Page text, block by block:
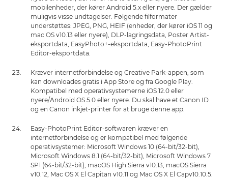
mobilenheder, der kører Android 5.x eller nyere. Der gælder
muligvis visse undtagelser. Følgende filformater
understøttes: JPEG, PNG, HEIF (enheder, der kører iOS 11 og
mac OS v10.13 eller nyere), DLP-lagringsdata, Poster Artist-
eksportdata, EasyPhoto+-eksportdata, Easy-PhotoPrint
Editor-eksportdata.
Kræver internetforbindelse og Creative Park-appen, som
kan downloades gratis i App Store og fra Google Play.
Kompatibel med operativsystemerne iOS 12.0 eller
nyere/Android OS 5.0 eller nyere. Du skal have et Canon ID
og en Canon inkjet-printer for at bruge denne app.
Easy-PhotoPrint Editor-softwaren kræver en
internetforbindelse og er kompatibel med følgende
operativsystemer: Microsoft Windows 10 (64-bit/32-bit),
Microsoft Windows 8.1 (64-bit/32-bit), Microsoft Windows 7
SP1 (64-bit/32-bit), macOS High Sierra v10.13, macOS Sierra
v10.12, Mac OS X El Capitan v10.11 og Mac OS X El Capv10.10.5.